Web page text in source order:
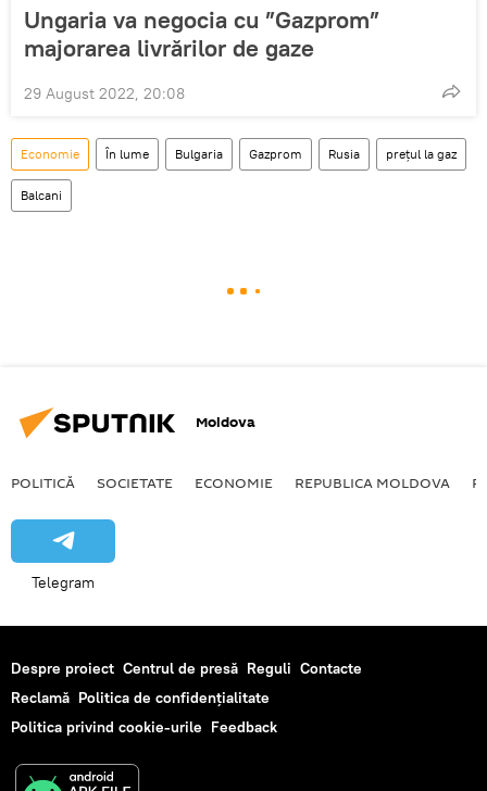
Ungaria va negocia cu ”Gazprom”
majorarea livrărilor de gaze
29 August 2022, 20:08
Economie În lume Bulgaria Gazprom Rusia prețul la gaz
Balcani
Moldova
POLITICĂ SOCIETATE ECONOMIE REPUBLICA MOLDOVA
Telegram
Despre proiect Centrul de presă Reguli Contacte
Reclamă Politica de confidențialitate
Politica privind cookie-urile Feedback